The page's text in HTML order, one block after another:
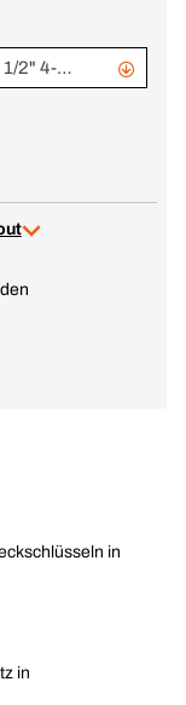
Bitadapterset 1/4" 6-Kant auf 1/4", 3/8", 1/2" 4-Kant
in
in